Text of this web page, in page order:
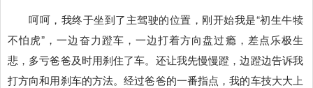
呵呵，我终于坐到了主驾驶的位置，刚开始我是“初生牛犊
不怕虎”，一边奋力蹬车，一边打着方向盘过瘾，差点乐极生
悲，多亏爸爸及时用刹住了车。还让我先慢慢蹬，边蹬边告诉我
打方向和用刹车的方法。经过爸爸的一番指点，我的车技大大上